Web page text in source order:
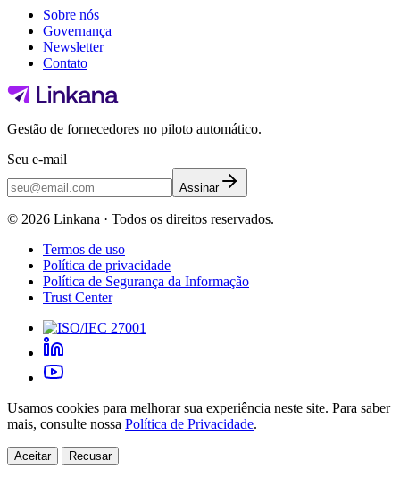
Sobre nós
Governança
Newsletter
Contato
Gestão de fornecedores no piloto automático.
Seu e-mail
Assinar
© 2026 Linkana · Todos os direitos reservados.
Termos de uso
Política de privacidade
Política de Segurança da Informação
Trust Center
Usamos cookies para melhorar sua experiência neste site. Para saber
mais, consulte nossa Política de Privacidade.
Aceitar Recusar